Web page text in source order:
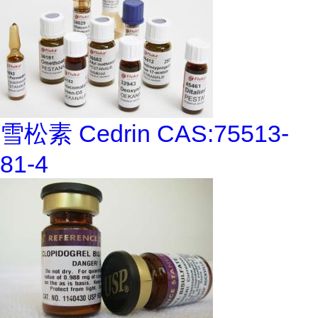
雪松素 Cedrin CAS:75513-
81-4